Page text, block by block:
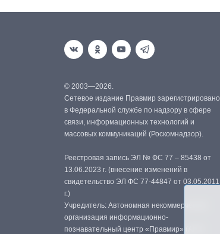
© 2003—2026.
Сетевое издание Правмир зарегистрировано
в Федеральной службе по надзору в сфере
связи, информационных технологий и
массовых коммуникаций (Роскомнадзор).
Реестровая запись ЭЛ № ФС 77 – 85438 от
13.06.2023 г. (внесение изменений в
свидетельство ЭЛ ФС 77-44847 от 03.05.2011
г.)
Учредитель: Автономная некоммерческая
организация информационно-
познавательный центр «Правмир» (АНО